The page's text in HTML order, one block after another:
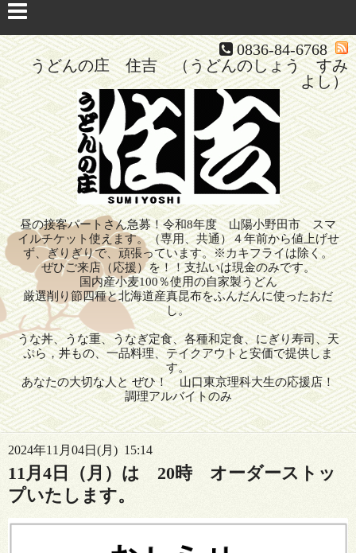
0836-84-6768
うどんの庄 住吉 （うどんのしょう すみ
よし）
昼の接客パートさん急募！令和8年度 山陽小野田市 スマ
イルチケット使えます。（専用、共通）４年前から値上げせ
ず、ぎりぎりで、頑張っています。※カキフライは除く。
ぜひご来店（応援）を！！支払いは現金のみです。
国内産小麦100％使用の自家製うどん
厳選削り節四種と北海道産真昆布をふんだんに使ったおだ
し。
うな丼、うな重、うなぎ定食、各種和定食、にぎり寿司、天
ぷら，丼もの、一品料理、テイクアウトと安価で提供しま
す。
あなたの大切な人と ぜひ！ 山口東京理科大生の応援店！
調理アルバイトのみ
2024年11月04日(月) 15:14
11月4日（月）は 20時 オーダーストッ
プいたします。